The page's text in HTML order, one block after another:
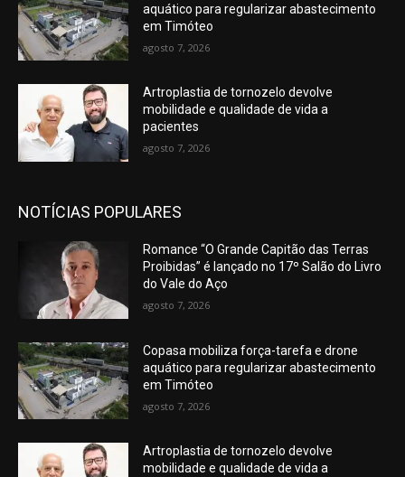
aquático para regularizar abastecimento
em Timóteo
agosto 7, 2026
Artroplastia de tornozelo devolve
mobilidade e qualidade de vida a
pacientes
agosto 7, 2026
NOTÍCIAS POPULARES
Romance “O Grande Capitão das Terras
Proibidas” é lançado no 17º Salão do Livro
do Vale do Aço
agosto 7, 2026
Copasa mobiliza força-tarefa e drone
aquático para regularizar abastecimento
em Timóteo
agosto 7, 2026
Artroplastia de tornozelo devolve
mobilidade e qualidade de vida a